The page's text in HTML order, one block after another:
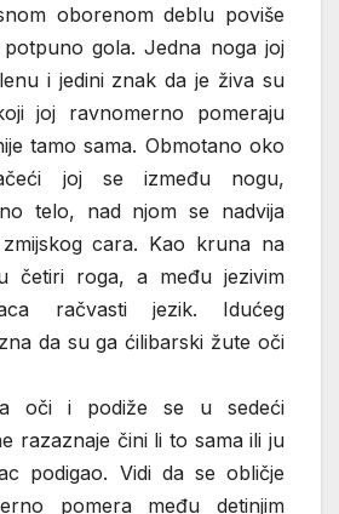
oborenom deblu poviše
gola. Jedna noga joj
i jedini znak da je živa su
joj ravnomerno pomeraju
tamo sama. Obmotano oko
joj se između nogu,
telo, nad njom se nadvija
cara. Kao kruna na
četiri roga, a među jezivim
račvasti jezik. Idućeg
da su ga ćilibarski žute oči
oči i podiže se u sedeći
razaznaje čini li to sama ili ju
podigao. Vidi da se obličje
pomera među detinjim